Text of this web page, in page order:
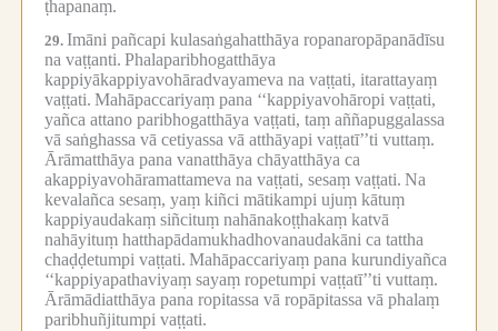
ṭhapanaṃ.
29. Imāni pañcapi kulasaṅgahatthāya ropanaropāpanādīsu
na vaṭṭanti. Phalaparibhogatthāya
kappiyākappiyavohāradvayameva na vaṭṭati, itarattayaṃ
vaṭṭati. Mahāpaccariyaṃ pana ‘‘kappiyavohāropi vaṭṭati,
yañca attano paribhogatthāya vaṭṭati, taṃ aññapuggalassa
vā saṅghassa vā cetiyassa vā atthāyapi vaṭṭatī’’ti vuttaṃ.
Ārāmatthāya pana vanatthāya chāyatthāya ca
akappiyavohāramattameva na vaṭṭati, sesaṃ vaṭṭati. Na
kevalañca sesaṃ, yaṃ kiñci mātikampi ujuṃ kātuṃ
kappiyaudakaṃ siñcituṃ nahānakoṭṭhakaṃ katvā
nahāyituṃ hatthapādamukhadhovanaudakāni ca tattha
chaḍḍetumpi vaṭṭati. Mahāpaccariyaṃ pana kurundiyañca
‘‘kappiyapathaviyaṃ sayaṃ ropetumpi vaṭṭatī’’ti vuttaṃ.
Ārāmādiatthāya pana ropitassa vā ropāpitassa vā phalaṃ
paribhuñjitumpi vaṭṭati.